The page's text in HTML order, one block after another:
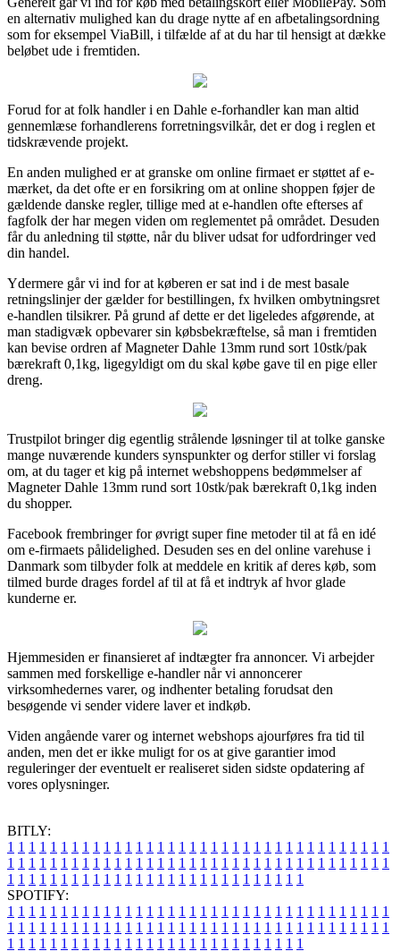
en alternativ mulighed kan du drage nytte af en afbetalingsordning
som for eksempel ViaBill, i tilfælde af at du har til hensigt at dække
beløbet ude i fremtiden.
Forud for at folk handler i en Dahle e-forhandler kan man altid
gennemlæse forhandlerens forretningsvilkår, det er dog i reglen et
tidskrævende projekt.
En anden mulighed er at granske om online firmaet er støttet af e-
mærket, da det ofte er en forsikring om at online shoppen føjer de
gældende danske regler, tillige med at e-handlen ofte efterses af
fagfolk der har megen viden om reglementet på området. Desuden
får du anledning til støtte, når du bliver udsat for udfordringer ved
din handel.
Ydermere går vi ind for at køberen er sat ind i de mest basale
retningslinjer der gælder for bestillingen, fx hvilken ombytningsret
e-handlen tilsikrer. På grund af dette er det ligeledes afgørende, at
man stadigvæk opbevarer sin købsbekræftelse, så man i fremtiden
kan bevise ordren af Magneter Dahle 13mm rund sort 10stk/pak
bærekraft 0,1kg, ligegyldigt om du skal købe gave til en pige eller
dreng.
Trustpilot bringer dig egentlig strålende løsninger til at tolke ganske
mange nuværende kunders synspunkter og derfor stiller vi forslag
om, at du tager et kig på internet webshoppens bedømmelser af
Magneter Dahle 13mm rund sort 10stk/pak bærekraft 0,1kg inden
du shopper.
Facebook frembringer for øvrigt super fine metoder til at få en idé
om e-firmaets pålidelighed. Desuden ses en del online varehuse i
Danmark som tilbyder folk at meddele en kritik af deres køb, som
tilmed burde drages fordel af til at få et indtryk af hvor glade
kunderne er.
Hjemmesiden er finansieret af indtægter fra annoncer. Vi arbejder
sammen med forskellige e-handler når vi annoncerer
virksomhedernes varer, og indhenter betaling forudsat den
besøgende vi sender videre laver et indkøb.
Viden angående varer og internet webshops ajourføres fra tid til
anden, men det er ikke muligt for os at give garantier imod
reguleringer der eventuelt er realiseret siden sidste opdatering af
vores oplysninger.
BITLY:
1 1 1 1 1 1 1 1 1 1 1 1 1 1 1 1 1 1 1 1 1 1 1 1 1 1 1 1 1 1 1 1 1 1 1 1
1 1 1 1 1 1 1 1 1 1 1 1 1 1 1 1 1 1 1 1 1 1 1 1 1 1 1 1 1 1 1 1 1 1 1 1
1 1 1 1 1 1 1 1 1 1 1 1 1 1 1 1 1 1 1 1 1 1 1 1 1 1 1 1
SPOTIFY:
1 1 1 1 1 1 1 1 1 1 1 1 1 1 1 1 1 1 1 1 1 1 1 1 1 1 1 1 1 1 1 1 1 1 1 1
1 1 1 1 1 1 1 1 1 1 1 1 1 1 1 1 1 1 1 1 1 1 1 1 1 1 1 1 1 1 1 1 1 1 1 1
1 1 1 1 1 1 1 1 1 1 1 1 1 1 1 1 1 1 1 1 1 1 1 1 1 1 1 1